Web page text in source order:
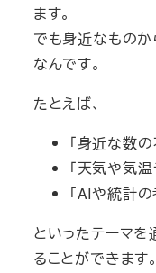
ます。
でも身近なもの
なんです。
たとえば、
「身近な数
「天気や気
「AIや統計
といったテーマを
ることができます。